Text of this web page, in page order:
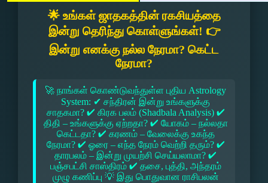
🌟 உங்கள் ஜாதகத்தின் ரகசியத்தை
இன்று தெரிந்து கொள்ளுங்கள்! 👉
இன்று எனக்கு நல்ல நேரமா? கெட்ட
நேரமா?
🚀 நாங்கள் கொண்டுவந்துள்ள புதிய Astrology
System: ✔ சந்திரன் இன்று உங்களுக்கு
சாதகமா? ✔ கிரக பலம் (Shadbala Analysis) ✔
திதி – உங்களுக்கு ஏற்றதா? ✔ யோகம் – நல்லதா
கெட்டதா? ✔ கரணம் – வேலைக்கு உகந்த
நேரமா? ✔ ஓரை – எந்த நேரம் வெற்றி தரும்? ✔
தாரபலம் – இன்று முயற்சி செய்யலாமா? ✔
பஞ்சபட்சி சாஸ்திரம் ✔ தசை, புத்தி, அந்தரம்
முழு கணிப்பு 💡 இது பொதுவான ராசிபலன்